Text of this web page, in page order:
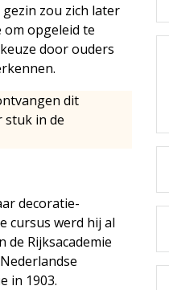
zou zich later
opgeleid te
door ouders
dit
stuk in de
decoratie-
cursus werd hij al
de Rijksacademie
in 1903.